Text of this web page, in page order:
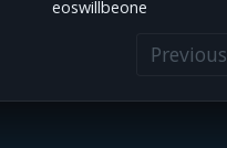
eoswillbeone
Previous